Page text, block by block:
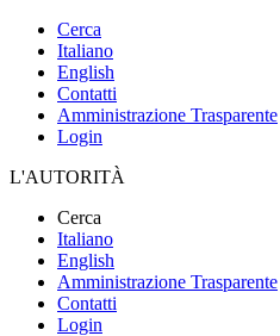
Cerca
Italiano
English
Contatti
Amministrazione Trasparente
Login
L'AUTORITÀ
Cerca
Italiano
English
Amministrazione Trasparente
Contatti
Login